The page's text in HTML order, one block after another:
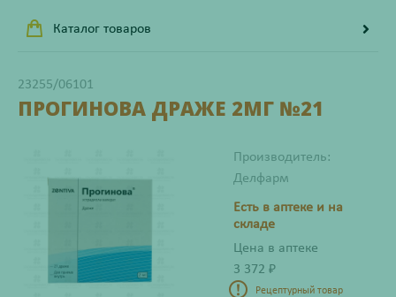
Каталог товаров
23255/06101
ПРОГИНОВА ДРАЖЕ 2МГ №21
Производитель:
Делфарм
Есть в аптеке и на
складе
Цена в аптеке
3 372 ₽
Рецептурный товар